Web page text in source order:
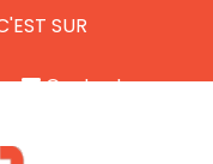
SUR
Contactez-nous